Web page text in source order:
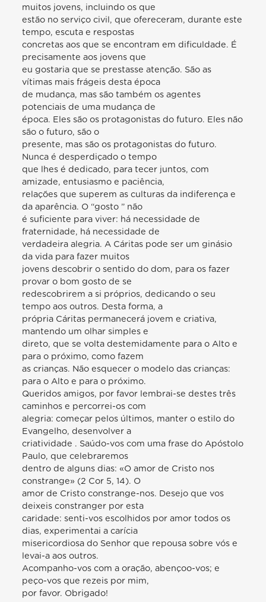
muitos jovens, incluindo os que
estão no serviço civil, que ofereceram, durante este
tempo, escuta e respostas
concretas aos que se encontram em dificuldade. É
precisamente aos jovens que
eu gostaria que se prestasse atenção. São as
vítimas mais frágeis desta época
de mudança, mas são também os agentes
potenciais de uma mudança de
época. Eles são os protagonistas do futuro. Eles não
são o futuro, são o
presente, mas são os protagonistas do futuro.
Nunca é desperdiçado o tempo
que lhes é dedicado, para tecer juntos, com
amizade, entusiasmo e paciência,
relações que superem as culturas da indiferença e
da aparência. O “gosto ” não
é suficiente para viver: há necessidade de
fraternidade, há necessidade de
verdadeira alegria. A Cáritas pode ser um ginásio
da vida para fazer muitos
jovens descobrir o sentido do dom, para os fazer
provar o bom gosto de se
redescobrirem a si próprios, dedicando o seu
tempo aos outros. Desta forma, a
própria Cáritas permanecerá jovem e criativa,
mantendo um olhar simples e
direto, que se volta destemidamente para o Alto e
para o próximo, como fazem
as crianças. Não esquecer o modelo das crianças:
para o Alto e para o próximo.
Queridos amigos, por favor lembrai-se destes três
caminhos e percorrei-os com
alegria: começar pelos últimos, manter o estilo do
Evangelho, desenvolver a
criatividade . Saúdo-vos com uma frase do Apóstolo
Paulo, que celebraremos
dentro de alguns dias: «O amor de Cristo nos
constrange» (2 Cor 5, 14). O
amor de Cristo constrange-nos. Desejo que vos
deixeis constranger por esta
caridade: senti-vos escolhidos por amor todos os
dias, experimentai a carícia
misericordiosa do Senhor que repousa sobre vós e
levai-a aos outros.
Acompanho-vos com a oração, abençoo-vos; e
peço-vos que rezeis por mim,
por favor. Obrigado!